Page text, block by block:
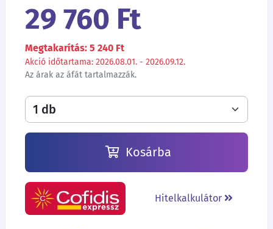
29 760 Ft
Megtakarítás: 5 240 Ft
Akció időtartama: 2026.08.01. - 2026.09.12.
Az árak az áfát tartalmazzák.
Kosárba
Hitelkalkulátor